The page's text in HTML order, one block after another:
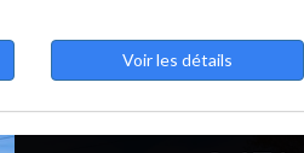
Voir les détails